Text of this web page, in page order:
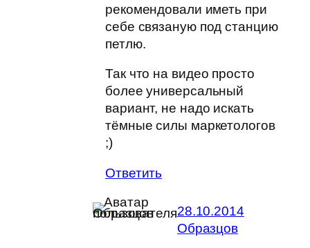
рекомендовали иметь при
себе связаную под станцию
петлю.
Так что на видео просто
более универсальный
вариант, не надо искать
тёмные силы маркетологов
;)
Ответить
28.10.2014
Образцов